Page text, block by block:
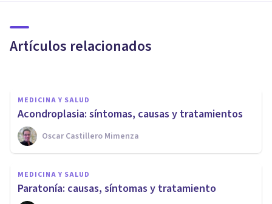
Artículos relacionados
movimiento
MEDICINA Y SALUD
Acondroplasia: síntomas, causas y tratamientos
Oscar Castillero Mimenza
MEDICINA Y SALUD
Paratonía: causas, síntomas y tratamiento
MEDICINA Y SALUD
Enfermedad de Graves-
Basedow: síntomas, causas y
tratamiento